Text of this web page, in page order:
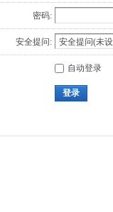
密码:
安全提问:
自动登录
登录